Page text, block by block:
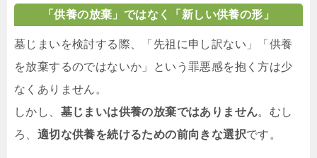
「供養の放棄」ではなく「新しい供養の形」
墓じまいを検討する際、「先祖に申し訳ない」「供養
を放棄するのではないか」という罪悪感を抱く方は少
なくありません。
しかし、 墓じまいは供養の放棄ではありません。むし
ろ、 適切な供養を続けるための前向きな選択です。